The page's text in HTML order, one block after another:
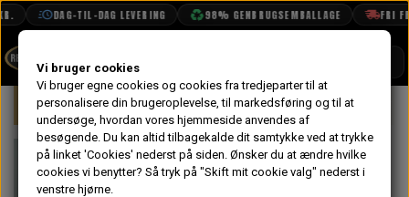
DAG-TIL-DAG LEVERING 98% GENBRUGSEMBALLAGE FRI
BOOK TID
PROJEKTER
TEKNISK DATA
Forside Mini Udstødning Ophæng, Skruer &
Manifold
Vi bruger cookies
Vi bruger egne cookies og cookies fra tredjeparter til at
personalisere din brugeroplevelse, til markedsføring og til at
undersøge, hvordan vores hjemmeside anvendes af
besøgende. Du kan altid tilbagekalde dit samtykke ved at trykke
på linket 'Cookies' nederst på siden. Ønsker du at ændre hvilke
cookies vi benytter? Så tryk på "Skift mit cookie valg" nederst i
venstre hjørne.